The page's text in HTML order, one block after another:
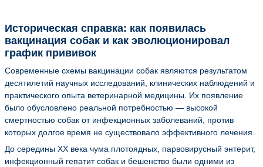
Историческая справка: как появилась
вакцинация собак и как эволюционировал
график прививок
Современные схемы вакцинации собак являются результатом
десятилетий научных исследований, клинических наблюдений и
практического опыта ветеринарной медицины. Их появление
было обусловлено реальной потребностью — высокой
смертностью собак от инфекционных заболеваний, против
которых долгое время не существовало эффективного лечения.
До середины ХХ века чума плотоядных, парвовирусный энтерит,
инфекционный гепатит собак и бешенство были одними из